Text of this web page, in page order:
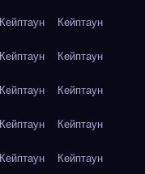
Кейптаун Кейптаун
Кейптаун Кейптаун
Кейптаун Кейптаун
Кейптаун Кейптаун
Кейптаун Кейптаун